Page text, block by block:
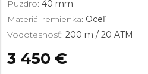
Puzdro: 40 mm
Materiál remienka: Oceľ
Vodotesnosť: 200 m / 20 ATM
3 450 €